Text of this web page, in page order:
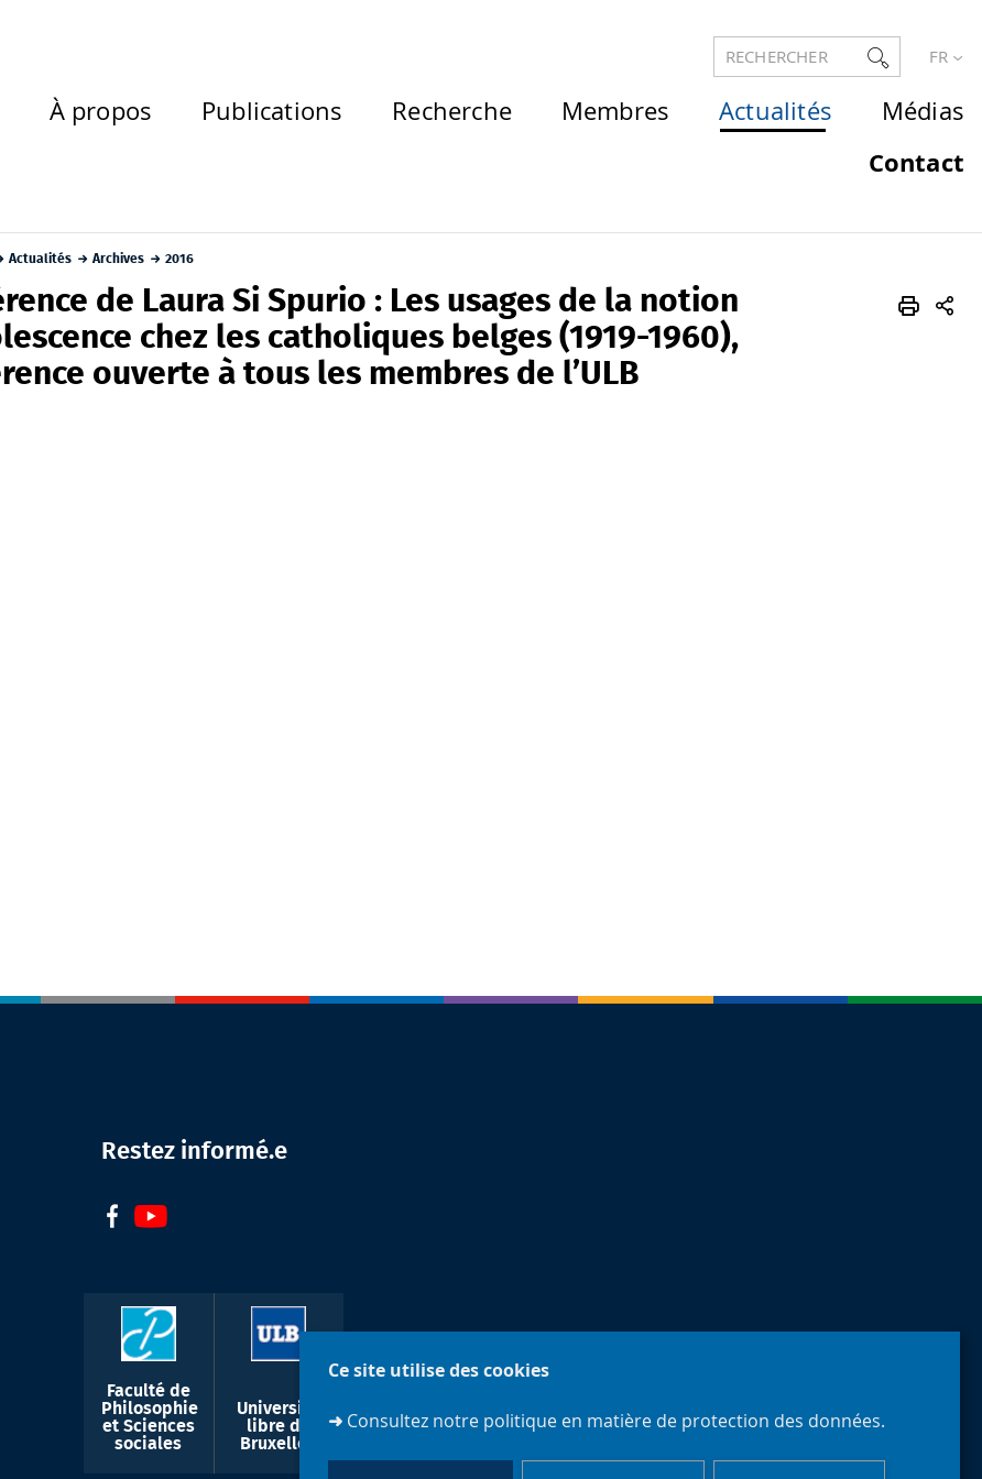
Ce site utilise des cookies
➜ Consultez notre politique en matière de protection des données.
RECHERCHER FR
À propos Publications Recherche Membres Actualités Médias
Contact
Actualités Archives 2016
de Laura Si Spurio : Les usages de la notion
chez les catholiques belges (1919-1960),
ouverte à tous les membres de l’ULB
Restez informé.e
Faculté de
Philosophie
et Sciences
sociales
Université
libre de
Bruxelles